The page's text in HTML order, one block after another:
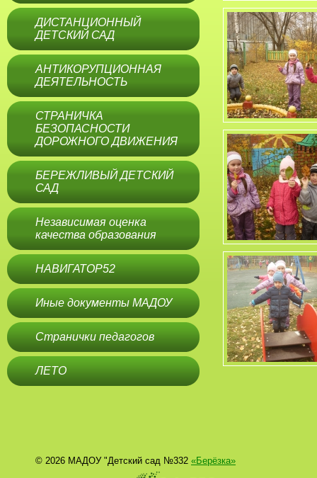
ДИСТАНЦИОННЫЙ
ДЕТСКИЙ САД
АНТИКОРУПЦИОННАЯ
ДЕЯТЕЛЬНОСТЬ
СТРАНИЧКА
БЕЗОПАСНОСТИ
ДОРОЖНОГО ДВИЖЕНИЯ
БЕРЕЖЛИВЫЙ ДЕТСКИЙ
САД
Независимая оценка
качества образования
НАВИГАТОР52
Иные документы МАДОУ
Странички педагогов
ЛЕТО
© 2026 МАДОУ "Детский сад №332 «Берёзка»